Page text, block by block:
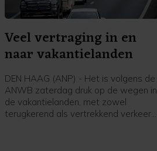
Veel vertraging in en
naar vakantielanden
DEN HAAG (ANP) - Het is volgens de
ANWB zaterdag druk op de wegen in
de vakantielanden, met zowel
terugkerend als vertrekkend verkeer.